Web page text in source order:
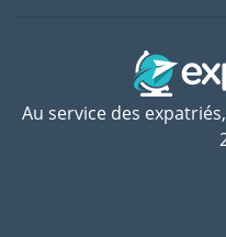
Au service des